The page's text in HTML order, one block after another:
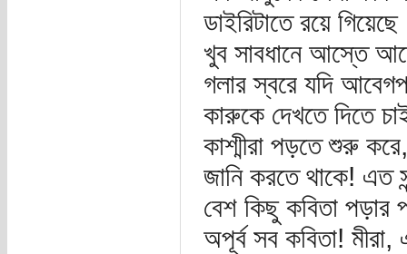
ডাইরিটাতে রয়ে
খুব সাবধানে আস্তে
গলার স্বরে যদি
কারুকে দেখতে দিতে
কাশ্মীরা পড়তে শুরু
জানি করতে থাকে! এত
বেশ কিছু কবিতা
অপূর্ব সব কবিতা!